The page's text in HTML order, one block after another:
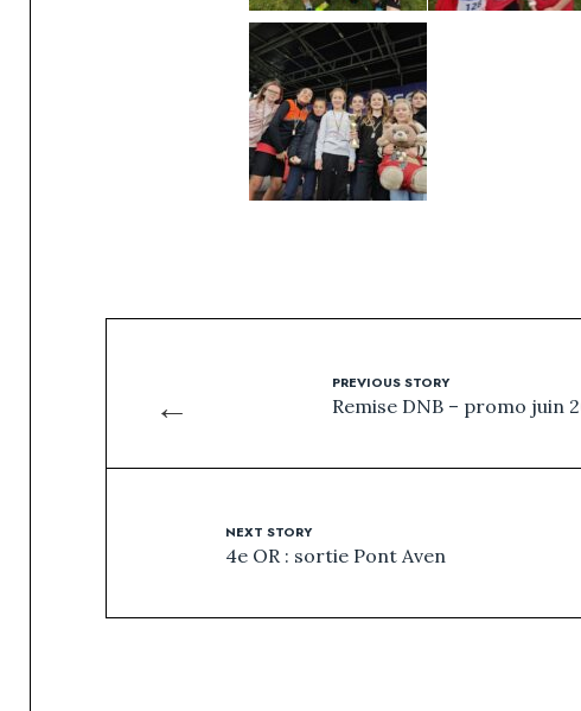
←
PREVIOUS STORY
Remise DNB – promo juin
NEXT STORY
4e OR : sortie Pont Aven